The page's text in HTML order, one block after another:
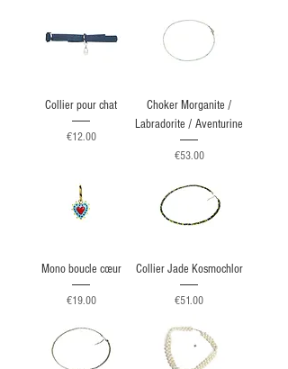
Collier pour chat
Price
€12.00
Choker Morganite /
Labradorite / Aventurine
Price
€53.00
Mono boucle cœur
Price
€19.00
Collier Jade Kosmochlor
Price
€51.00